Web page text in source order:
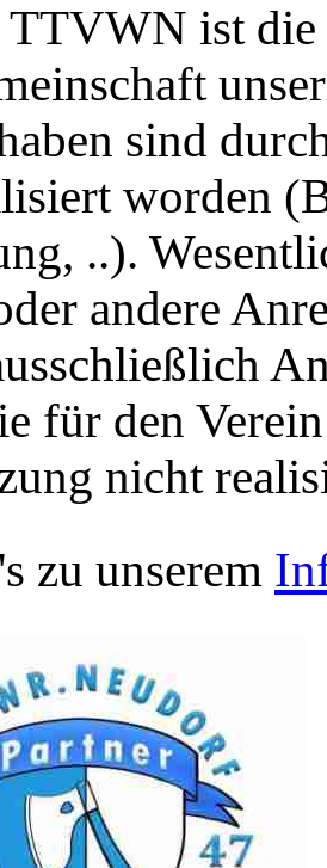
ist die
sind
worden
..).
andere
für den
nicht
zu unserem